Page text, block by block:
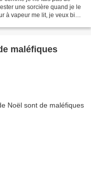
une sorcière quand je le
à vapeur me lit, je veux bien
maléfiques